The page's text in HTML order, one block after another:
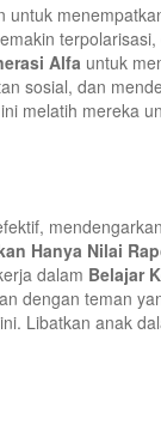
untuk
Alfa untuk
sosial, dan
melatih mereka
Hanya Nilai
dalam Belajar
dengan teman
Libatkan anak